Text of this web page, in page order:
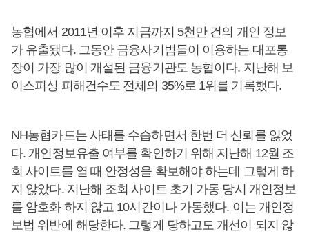
농협에서 2011년 이후 지금까지 5천만 건의 개인 정보
가 유출됐다. 그동안 금융사기범들이 이용하는 대포통
장이 가장 많이 개설된 금융기관도 농협이다. 지난해 보
이스피싱 피해건수도 전체의 35%로 1위를 기록했다.
NH농협카드는 사태를 수습하면서 한번 더 신뢰를 잃었
다. 개인정보유출 여부를 확인하기 위해 지난해 12월 조
회 사이트를 열 때 안정성을 확보해야 하는데 그렇게 하
지 않았다. 지난해 조회 사이트 초기 가동 당시 개인정보
를 암호화 하지 않고 10시간이나 가동했다. 이는 개인정
보법 위반에 해당한다. 그렇게 당하고도 개선이 되지 않